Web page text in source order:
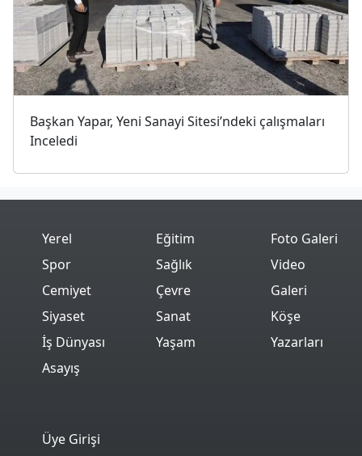
Başkan Yapar, Yeni Sanayi Sitesi’ndeki çalışmaları
Inceledi
Yerel
Spor
Cemiyet
Siyaset
İş Dünyası
Asayış
Eğitim
Sağlık
Çevre
Sanat
Yaşam
Foto Galeri
Video
Galeri
Köşe
Yazarları
Üye Girişi